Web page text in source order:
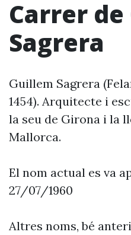
Carrer
Sagrera
Guillem Sagrera
1454). Arquitecte i
la seu de Girona i la
Mallorca.
El nom actual es va
27/07/1960
Altres noms, bé